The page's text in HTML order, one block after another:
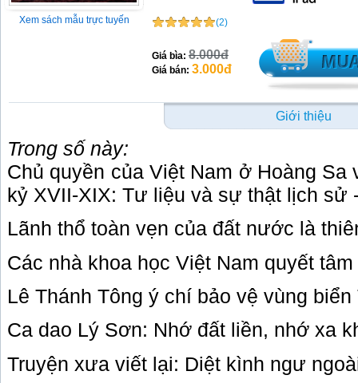
Xem sách mẫu trực tuyến (2)
Giá bìa: 8.000đ
Giá bán: 3.000đ
Giới thiệu
Trong số này:
Chủ quyền của Việt Nam ở Hoàng
kỷ XVII-XIX: Tư liệu và sự thật lịch sử
Lãnh thổ toàn vẹn của đất nước là
Các nhà khoa học Việt Nam quyết
Lê Thánh Tông ý chí bảo vệ vùng
Ca dao Lý Sơn: Nhớ đất liền, nhớ xa
Truyện xưa viết lại: Diệt kình ngư